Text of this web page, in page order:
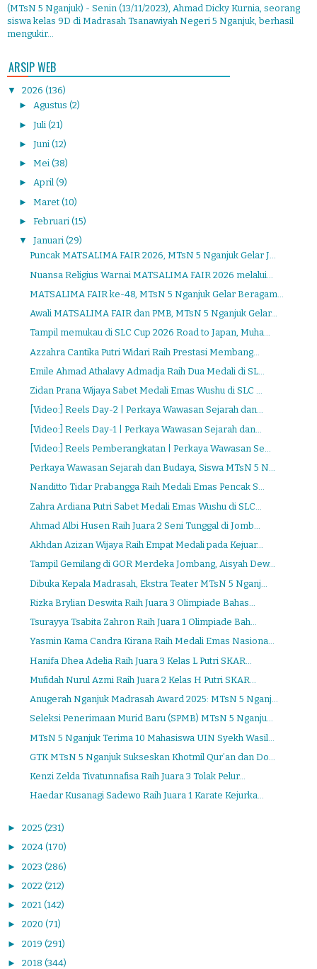
(MTsN 5 Nganjuk) - Senin (13/11/2023), Ahmad Dicky Kurnia, seorang
siswa kelas 9D di Madrasah Tsanawiyah Negeri 5 Nganjuk, berhasil
mengukir...
ARSIP WEB
▼ 2026 (136)
► Agustus (2)
► Juli (21)
► Juni (12)
► Mei (38)
► April (9)
► Maret (10)
► Februari (15)
▼ Januari (29)
Puncak MATSALIMA FAIR 2026, MTsN 5 Nganjuk Gelar J...
Nuansa Religius Warnai MATSALIMA FAIR 2026 melalui...
MATSALIMA FAIR ke-48, MTsN 5 Nganjuk Gelar Beragam...
Awali MATSALIMA FAIR dan PMB, MTsN 5 Nganjuk Gelar...
Tampil memukau di SLC Cup 2026 Road to Japan, Muha...
Azzahra Cantika Putri Widari Raih Prestasi Membang...
Emile Ahmad Athalavy Admadja Raih Dua Medali di SL...
Zidan Prana Wijaya Sabet Medali Emas Wushu di SLC ...
[Video:] Reels Day-2 | Perkaya Wawasan Sejarah dan...
[Video:] Reels Day-1 | Perkaya Wawasan Sejarah dan...
[Video:] Reels Pemberangkatan | Perkaya Wawasan Se...
Perkaya Wawasan Sejarah dan Budaya, Siswa MTsN 5 N...
Nanditto Tidar Prabangga Raih Medali Emas Pencak S...
Zahra Ardiana Putri Sabet Medali Emas Wushu di SLC...
Ahmad Albi Husen Raih Juara 2 Seni Tunggal di Jomb...
Akhdan Azizan Wijaya Raih Empat Medali pada Kejuar...
Tampil Gemilang di GOR Merdeka Jombang, Aisyah Dew...
Dibuka Kepala Madrasah, Ekstra Teater MTsN 5 Nganj...
Rizka Brylian Deswita Raih Juara 3 Olimpiade Bahas...
Tsurayya Tsabita Zahron Raih Juara 1 Olimpiade Bah...
Yasmin Kama Candra Kirana Raih Medali Emas Nasiona...
Hanifa Dhea Adelia Raih Juara 3 Kelas L Putri SKAR...
Mufidah Nurul Azmi Raih Juara 2 Kelas H Putri SKAR...
Anugerah Nganjuk Madrasah Award 2025: MTsN 5 Nganj...
Seleksi Penerimaan Murid Baru (SPMB) MTsN 5 Nganju...
MTsN 5 Nganjuk Terima 10 Mahasiswa UIN Syekh Wasil...
GTK MTsN 5 Nganjuk Sukseskan Khotmil Qur’an dan Do...
Kenzi Zelda Tivatunnafisa Raih Juara 3 Tolak Pelur...
Haedar Kusanagi Sadewo Raih Juara 1 Karate Kejurka...
► 2025 (231)
► 2024 (170)
► 2023 (286)
► 2022 (212)
► 2021 (142)
► 2020 (71)
► 2019 (291)
► 2018 (344)